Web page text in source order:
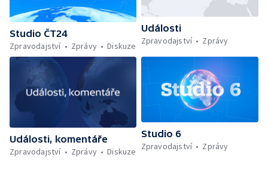
Studio ČT24
Zpravodajství
Zprávy Diskuze
Události
Zpravodajství
Zprávy
Události, komentáře
Zpravodajství
Zprávy Diskuze
Studio 6
Zpravodajství
Zprávy